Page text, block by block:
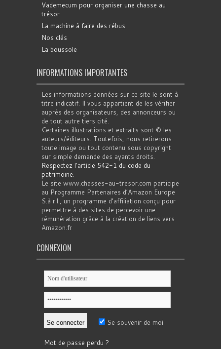
Vademecum pour organiser une chasse au
trésor
La machine à faire des rébus
Nos clés
La boussole
INFORMATIONS IMPORTANTES
Les informations données sur ce site le sont à
titre indicatif. Il vous appartient de les vérifier
auprès des organisateurs, des annonceurs ou
de tout autre tiers cité.
Certaines illustrations et extraits sont © les
auteurs/éditeurs. Toutefois, nous retirerons
toute image ou tout contenu sous copyright
sur simple demande des ayants droits.
Respectez l'article 542-1 du code du
patrimoine.
Le site www.chasses-au-tresor.com participe
au Programme Partenaires d’Amazon Europe
S.à r.l., un programme d’affiliation conçu pour
permettre à des sites de percevoir une
rémunération grâce à la création de liens vers
Amazon.fr
CONNEXION
Se souvenir de moi
Mot de passe perdu ?